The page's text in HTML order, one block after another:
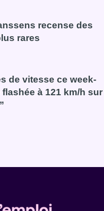
de MMA ouvre ses portes à
recense des
rares
Hanssens recense des
de vitesse ce week-
à 121 km/h sur
de vitesse ce week-